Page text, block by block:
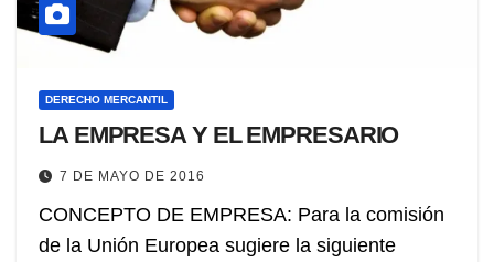
DERECHO MERCANTIL
LA EMPRESA Y EL EMPRESARIO
7 DE MAYO DE 2016
CONCEPTO DE EMPRESA: Para la comisión
de la Unión Europea sugiere la siguiente